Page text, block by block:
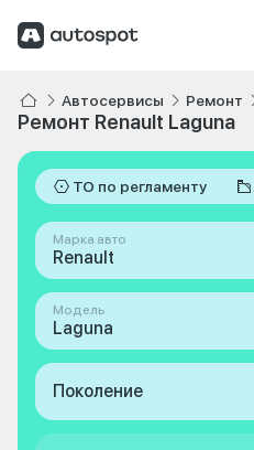
Автосервисы Ремонт
Ремонт Renault Laguna
ТО по регламенту
Марка авто
Renault
Модель
Laguna
Поколение